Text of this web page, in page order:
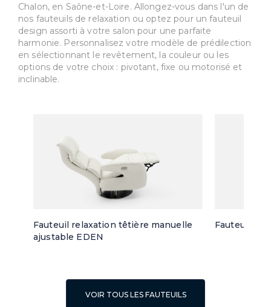
Chalon, en Saône-et-Loire. Allongez-vous dans l'un de
nos fauteuils de relaxation ou optez pour un fauteuil
design assorti à votre salon pour une parfaite
harmonie. Personnalisez votre modèle de prédilection
en sélectionnant le revêtement, la couleur ou les
options de votre choix : pivotant, fixe ou motorisé et
inclinable.
Fauteuil relaxation têtière manuelle
ajustable EDEN
Fauteuil
VOIR TOUS LES FAUTEUILS